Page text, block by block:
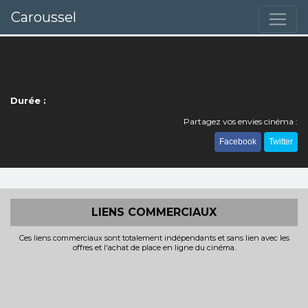
Caroussel
Durée :
Partagez vos envies cinéma :
Facebook Twitter
LIENS COMMERCIAUX
Ces liens commerciaux sont totalement indépendants et sans lien avec les
offres et l'achat de place en ligne du cinéma.